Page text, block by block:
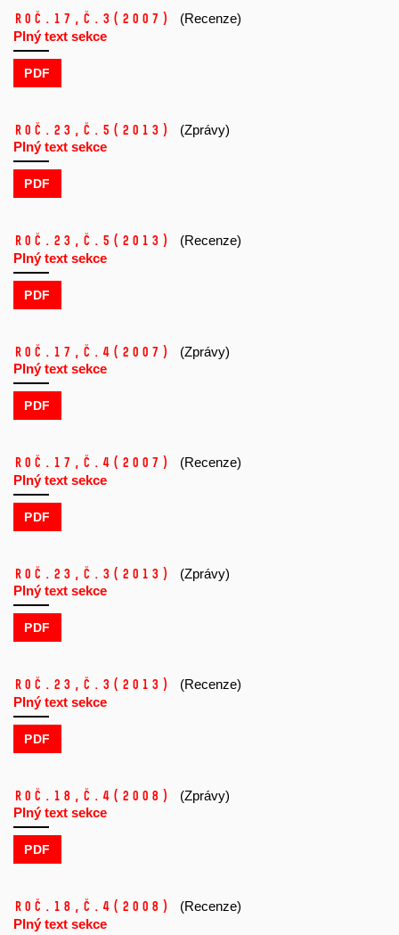
Roč.17, č.3 (2007)
(Recenze)
Plný text sekce
PDF
Roč.23, č.5 (2013)
(Zprávy)
Plný text sekce
PDF
Roč.23, č.5 (2013)
(Recenze)
Plný text sekce
PDF
Roč.17, č.4 (2007)
(Zprávy)
Plný text sekce
PDF
Roč.17, č.4 (2007)
(Recenze)
Plný text sekce
PDF
Roč.23, č.3 (2013)
(Zprávy)
Plný text sekce
PDF
Roč.23, č.3 (2013)
(Recenze)
Plný text sekce
PDF
Roč.18, č.4 (2008)
(Zprávy)
Plný text sekce
PDF
Roč.18, č.4 (2008)
(Recenze)
Plný text sekce